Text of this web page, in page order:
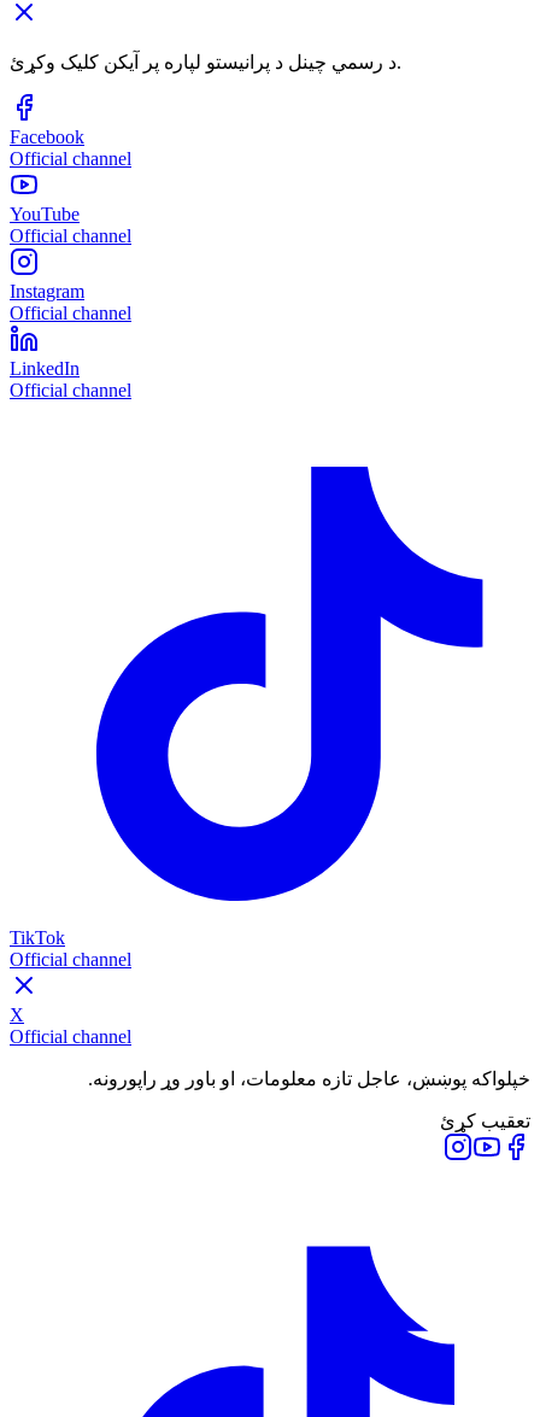
د رسمي چینل د پرانیستو لپاره پر آیکن کلیک وکړئ.
Facebook
Official channel
YouTube
Official channel
Instagram
Official channel
LinkedIn
Official channel
TikTok
Official channel
X
Official channel
خپلواکه پوښښ، عاجل تازه معلومات، او باور وړ راپورونه.
تعقیب کړئ